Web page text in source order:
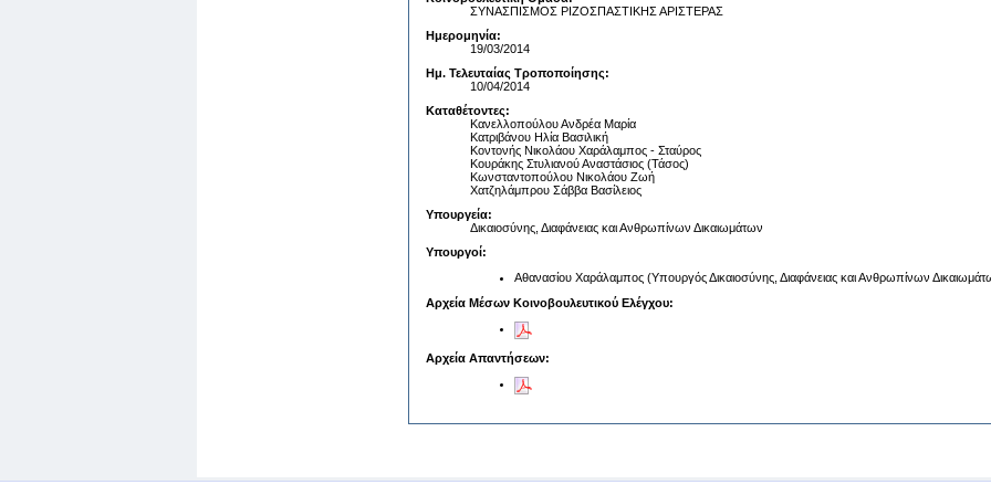
ΣΥΝΑΣΠΙΣΜΟΣ ΡΙΖΟΣΠΑΣΤΙΚΗΣ ΑΡΙΣΤΕΡΑΣ
Ημερομηνία:
19/03/2014
Ημ. Τελευταίας Τροποποίησης:
10/04/2014
Καταθέτοντες:
Κανελλοπούλου Ανδρέα Μαρία
Κατριβάνου Ηλία Βασιλική
Κοντονής Νικολάου Χαράλαμπος - Σταύρος
Κουράκης Στυλιανού Αναστάσιος (Τάσος)
Κωνσταντοπούλου Νικολάου Ζωή
Χατζηλάμπρου Σάββα Βασίλειος
Υπουργεία:
Δικαιοσύνης, Διαφάνειας και Ανθρωπίνων Δικαιωμάτων
Υπουργοί:
Αθανασίου Χαράλαμπος (Υπουργός Δικαιοσύνης, Διαφάνειας και Ανθρωπίνων
Αρχεία Μέσων Κοινοβουλευτικού Ελέγχου:
Αρχεία Απαντήσεων: